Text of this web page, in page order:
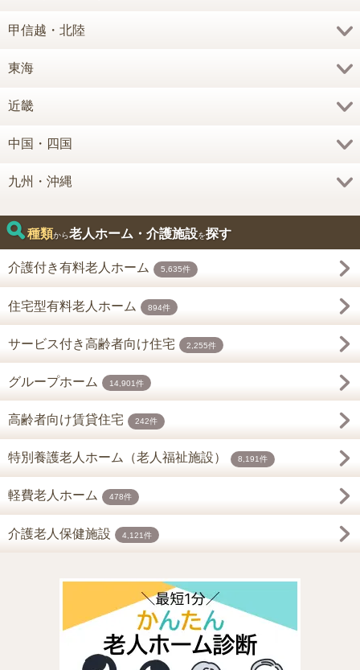
甲信越・北陸
東海
近畿
中国・四国
九州・沖縄
種類から老人ホーム・介護施設を探す
介護付き有料老人ホーム 5,635件
住宅型有料老人ホーム 894件
サービス付き高齢者向け住宅 2,255件
グループホーム 14,901件
高齢者向け賃貸住宅 242件
特別養護老人ホーム（老人福祉施設） 8,191件
軽費老人ホーム 478件
介護老人保健施設 4,121件